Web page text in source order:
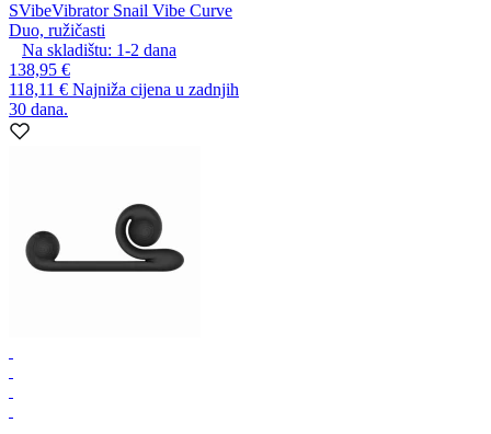
SVibeVibrator Snail Vibe Curve
Duo, ružičasti
Na skladištu: 1-2 dana
138,95 €
118,11 € Najniža cijena u zadnjih
30 dana.